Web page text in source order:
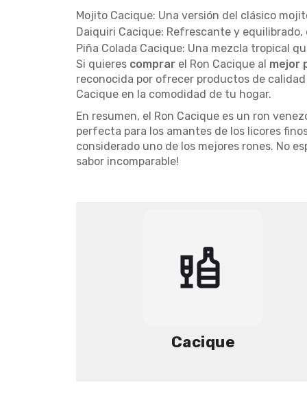
Mojito Cacique: Una versión del clásico
Daiquiri Cacique: Refrescante y
Piña Colada Cacique: Una mezcla tropical
Si quieres comprarel Ron Cacique al mejor
reconocida por ofrecer productos de
Cacique en la comodidad de tu hogar.
En resumen, el Ron Cacique es un ron
perfecta para los amantes de los licores
considerado uno de los mejores rones. No
sabor incomparable!
Cacique